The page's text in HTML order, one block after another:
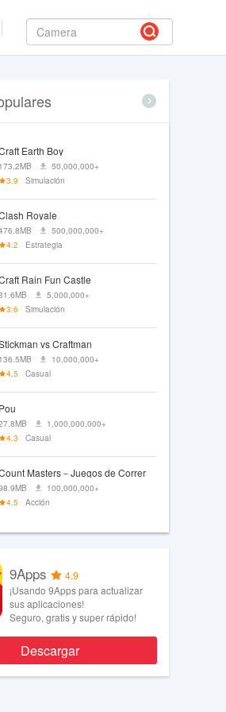
Earth Boy
173.2MB
50,000,000+
3.9
Simulación
Royale
500,000,000+
4.2
Estrategia
Rain Fun Castle
5,000,000+
3.6
Simulación
vs Craftman
136.5MB
10,000,000+
4.5
Casual
Pou
1,000,000,000+
4.3
Casual
Masters－Juegos de Correr
100,000,000+
4.5
Acción
9Apps
4.9
¡Usando 9Apps para actualizar
sus aplicaciones!
Seguro, gratis y super rápido!
Descargar